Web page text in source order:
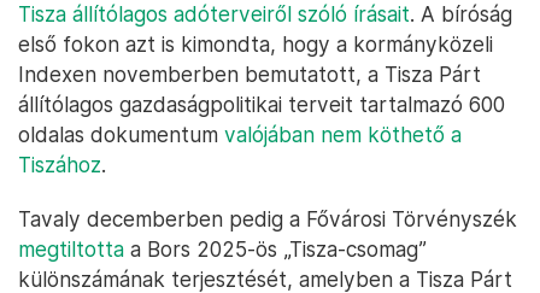
Tisza állítólagos adóterveiről szóló írásait. A bíróság
első fokon azt is kimondta, hogy a kormányközeli
Indexen novemberben bemutatott, a Tisza Párt
állítólagos gazdaságpolitikai terveit tartalmazó 600
oldalas dokumentum valójában nem köthető a
Tiszához.
Tavaly decemberben pedig a Fővárosi Törvényszék
megtiltotta a Bors 2025-ös „Tisza-csomag”
különszámának terjesztését, amelyben a Tisza Párt